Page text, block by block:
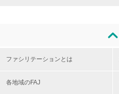
ファシリテーションとは
各地域のFAJ